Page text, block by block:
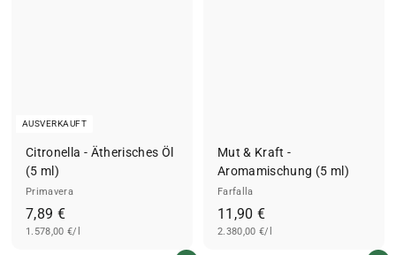
AUSVERKAUFT
Citronella - Ätherisches Öl
(5 ml)
Primavera
7,89 €7
,
1.578,00 €/l
Mut & Kraft -
Aromamischung (5 ml)
Farfalla
11,90 €1
1
2.380,00 €/l